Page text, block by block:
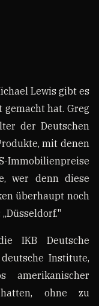
Lewis gibt es
hat. Greg
der Deutschen
mit denen
wer denn diese
überhaupt noch
IKB Deutsche
Institute,
amerikanischer
hatten, ohne zu